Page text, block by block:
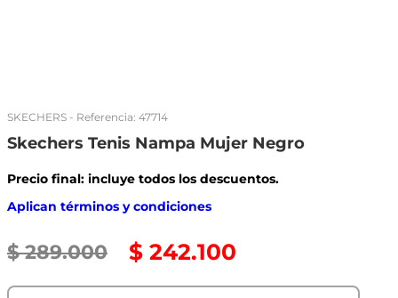
SKECHERS - Referencia: 47714
Skechers Tenis Nampa Mujer Negro
Precio final: incluye todos los descuentos.
Aplican términos y condiciones
$ 289.000 $ 242.100